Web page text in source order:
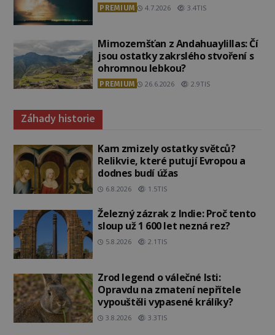
PREMIUM 4.7.2026 3.4TIS
Mimozemšťan z Andahuaylillas: Čí
jsou ostatky zakrslého stvoření s
ohromnou lebkou?
PREMIUM 26.6.2026 2.9TIS
Záhady historie
Kam zmizely ostatky světců?
Relikvie, které putují Evropou a
dodnes budí úžas
6.8.2026 1.5TIS
Železný zázrak z Indie: Proč tento
sloup už 1 600 let nezná rez?
5.8.2026 2.1TIS
Zrod legend o válečné lsti:
Opravdu na zmatení nepřítele
vypouštěli vypasené králíky?
3.8.2026 3.3TIS